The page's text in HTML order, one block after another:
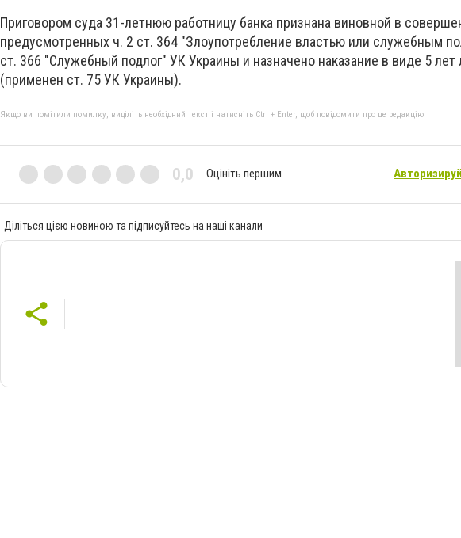
Приговором суда 31-летнюю работницу банка признана виновной в
предусмотренных ч. 2 ст. 364 "Злоупотребление властью или служебным
ст. 366 "Служебный подлог" УК Украины и назначено наказание в виде 5
(применен ст. 75 УК Украины).
Якщо ви помітили помилку, виділіть необхідний текст і натисніть Ctrl + Enter, щоб повідомити про це редакцію
0,0 Оцініть першим
Діліться цією новиною та підписуйтесь на наші канали